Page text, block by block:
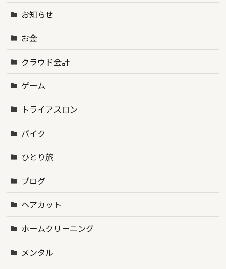
お知らせ
お金
クラウド会計
ゲーム
トライアスロン
バイク
ひとり旅
ブログ
ヘアカット
ホームクリーニング
メンタル